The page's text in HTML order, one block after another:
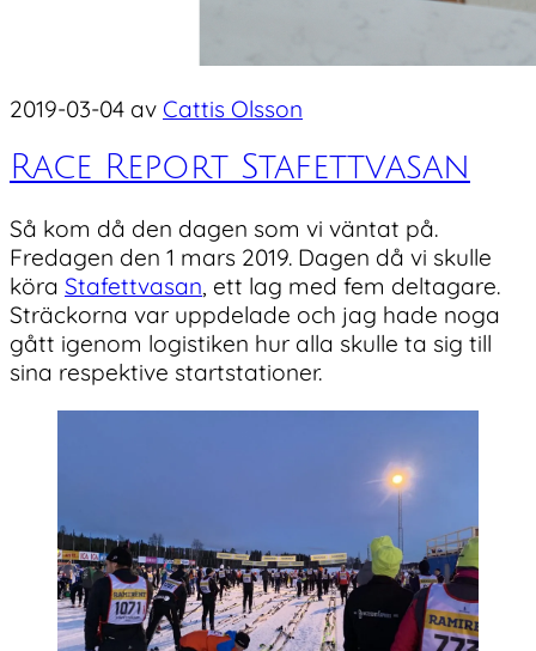
2019-03-04 av Cattis Olsson
Race Report Stafettvasan
Så kom då den dagen som vi väntat på.
Fredagen den 1 mars 2019. Dagen då vi skulle
köra Stafettvasan, ett lag med fem deltagare.
Sträckorna var uppdelade och jag hade noga
gått igenom logistiken hur alla skulle ta sig till
sina respektive startstationer.